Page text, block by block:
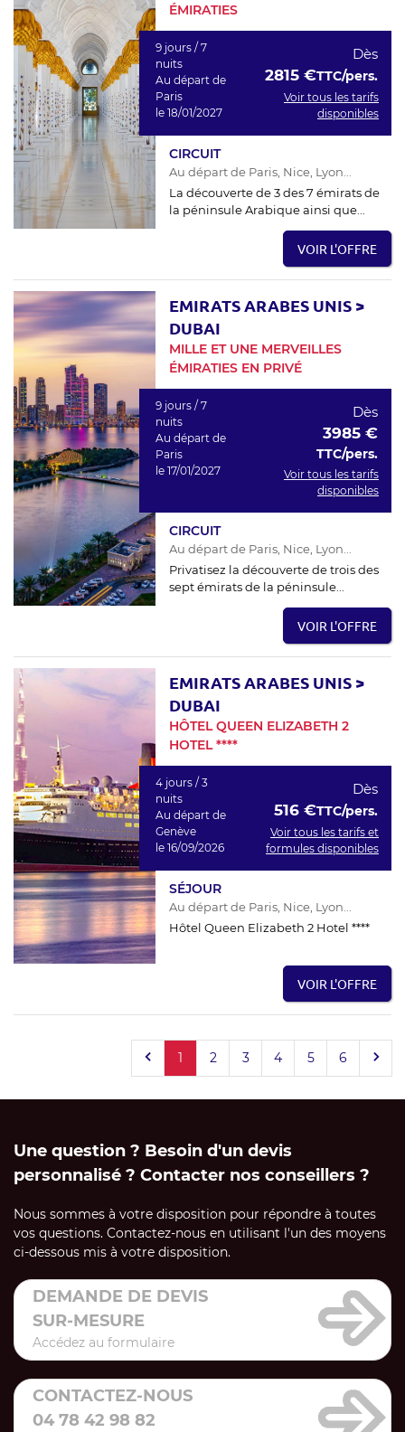
ÉMIRATIES
9 jours / 7
nuits
Au départ de
Paris
le 18/01/2027
Dès
2815 €TTC/pers.
Voir tous les tarifs
disponibles
CIRCUIT
Au départ de Paris, Nice, Lyon...
La découverte de 3 des 7 émirats de
la péninsule Arabique ainsi que...
VOIR L'OFFRE
EMIRATS ARABES UNIS >
DUBAI
MILLE ET UNE MERVEILLES
ÉMIRATIES EN PRIVÉ
9 jours / 7
nuits
Au départ de
Paris
le 17/01/2027
Dès
3985 €
TTC/pers.
Voir tous les tarifs
disponibles
CIRCUIT
Au départ de Paris, Nice, Lyon...
Privatisez la découverte de trois des
sept émirats de la péninsule...
VOIR L'OFFRE
EMIRATS ARABES UNIS >
DUBAI
HÔTEL QUEEN ELIZABETH 2
HOTEL ****
4 jours / 3
nuits
Au départ de
Genève
le 16/09/2026
Dès
516 €TTC/pers.
Voir tous les tarifs et
formules disponibles
SÉJOUR
Au départ de Paris, Nice, Lyon...
Hôtel Queen Elizabeth 2 Hotel ****
VOIR L'OFFRE
1 2 3 4 5 6
Une question ? Besoin d'un devis
personnalisé ? Contacter nos conseillers ?
Nous sommes à votre disposition pour répondre à toutes
vos questions. Contactez-nous en utilisant l'un des moyens
ci-dessous mis à votre disposition.
DEMANDE DE DEVIS
SUR-MESURE
Accédez au formulaire
CONTACTEZ-NOUS
04 78 42 98 82